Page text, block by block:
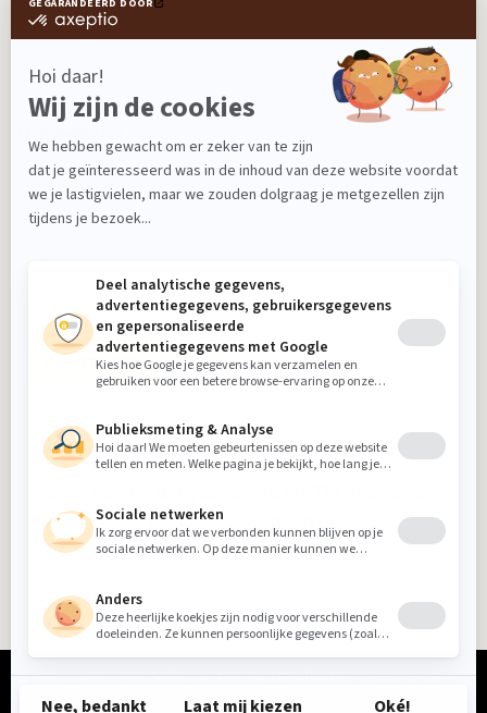
FanPas
Ontvang nieuws, tips en de laatste acties!
Aanmelden
klantbeoordelingen op
5-sterrenspecialist
© 2026 / Woongelofelijk Van Donzel / Realisatie:Rosegaar.nl|
Tikkl